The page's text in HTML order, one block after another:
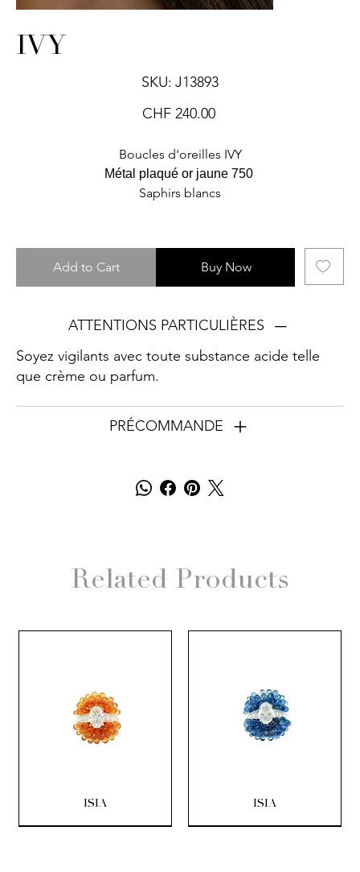
IVY
SKU:
SKU
J13893
J13893
Price
CHF 240.00
Boucles d'oreilles IVY
Métal plaqué or jaune 750
Saphirs blancs
Add to Cart Buy Now
ATTENTIONS PARTICULIÈRES
Soyez vigilants avec toute substance acide telle
que crème ou parfum.
PRÉCOMMANDE
Related Products
ISIA ISIA